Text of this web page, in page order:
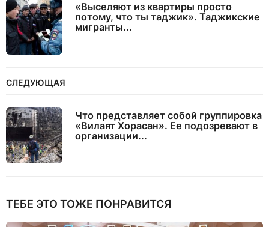
«Выселяют из квартиры просто
потому, что ты таджик». Таджикские
мигранты...
СЛЕДУЮЩАЯ
Что представляет собой группировка
«Вилаят Хорасан». Ее подозревают в
организации...
ТЕБЕ ЭТО ТОЖЕ ПОНРАВИТСЯ